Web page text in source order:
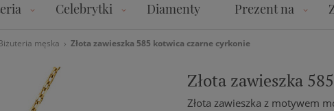
Celebrytki Diamenty Prezent na
męska Złota zawieszka 585 kotwica czarne cyrkonie
Złota zawieszka
Złota zawieszka z motywem